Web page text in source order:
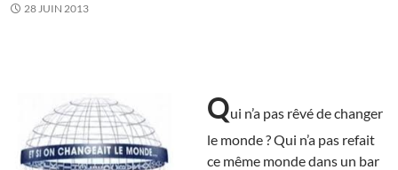
28 JUIN 2013
Qui n’a pas rêvé de changer
le monde ? Qui n’a pas refait
ce même monde dans un bar